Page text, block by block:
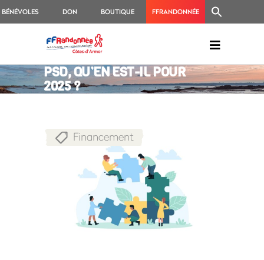
BÉNÉVOLES DON BOUTIQUE FFRANDONNÉE
PSD, QU’EN EST-IL POUR
2025 ?
Financement